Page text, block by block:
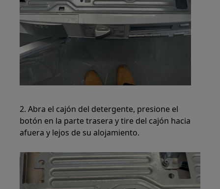
2. Abra el cajón del detergente, presione el
botón en la parte trasera y tire del cajón hacia
afuera y lejos de su alojamiento.